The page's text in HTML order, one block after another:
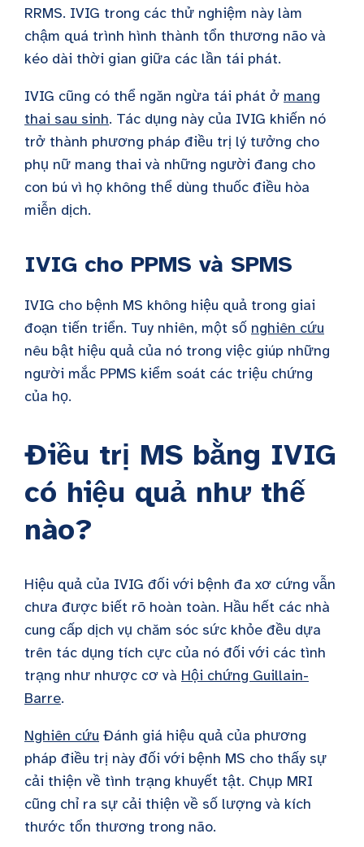
RRMS. IVIG trong các thử nghiệm này làm
chậm quá trình hình thành tổn thương não và
kéo dài thời gian giữa các lần tái phát.
IVIG cũng có thể ngăn ngừa tái phát ở mang
thai sau sinh. Tác dụng này của IVIG khiến nó
trở thành phương pháp điều trị lý tưởng cho
phụ nữ mang thai và những người đang cho
con bú vì họ không thể dùng thuốc điều hòa
miễn dịch.
IVIG cho PPMS và SPMS
IVIG cho bệnh MS không hiệu quả trong giai
đoạn tiến triển. Tuy nhiên, một số nghiên cứu
nêu bật hiệu quả của nó trong việc giúp những
người mắc PPMS kiểm soát các triệu chứng
của họ.
Điều trị MS bằng IVIG
có hiệu quả như thế
nào?
Hiệu quả của IVIG đối với bệnh đa xơ cứng vẫn
chưa được biết rõ hoàn toàn. Hầu hết các nhà
cung cấp dịch vụ chăm sóc sức khỏe đều dựa
trên tác dụng tích cực của nó đối với các tình
trạng như nhược cơ và Hội chứng Guillain-
Barre.
Nghiên cứu Đánh giá hiệu quả của phương
pháp điều trị này đối với bệnh MS cho thấy sự
cải thiện về tình trạng khuyết tật. Chụp MRI
cũng chỉ ra sự cải thiện về số lượng và kích
thước tổn thương trong não.